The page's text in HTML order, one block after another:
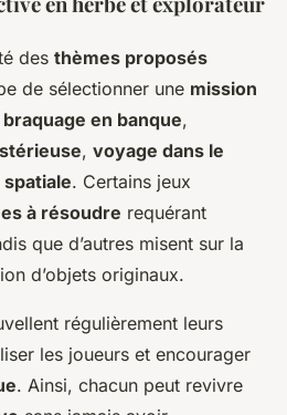
des thèmes proposés
de sélectionner une mission
braquage en banque,
, voyage dans le
. Certains jeux
à résoudre requérant
que d’autres misent sur la
d’objets originaux.
régulièrement leurs
les joueurs et encourager
. Ainsi, chacun peut revivre